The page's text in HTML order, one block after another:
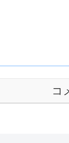
コ